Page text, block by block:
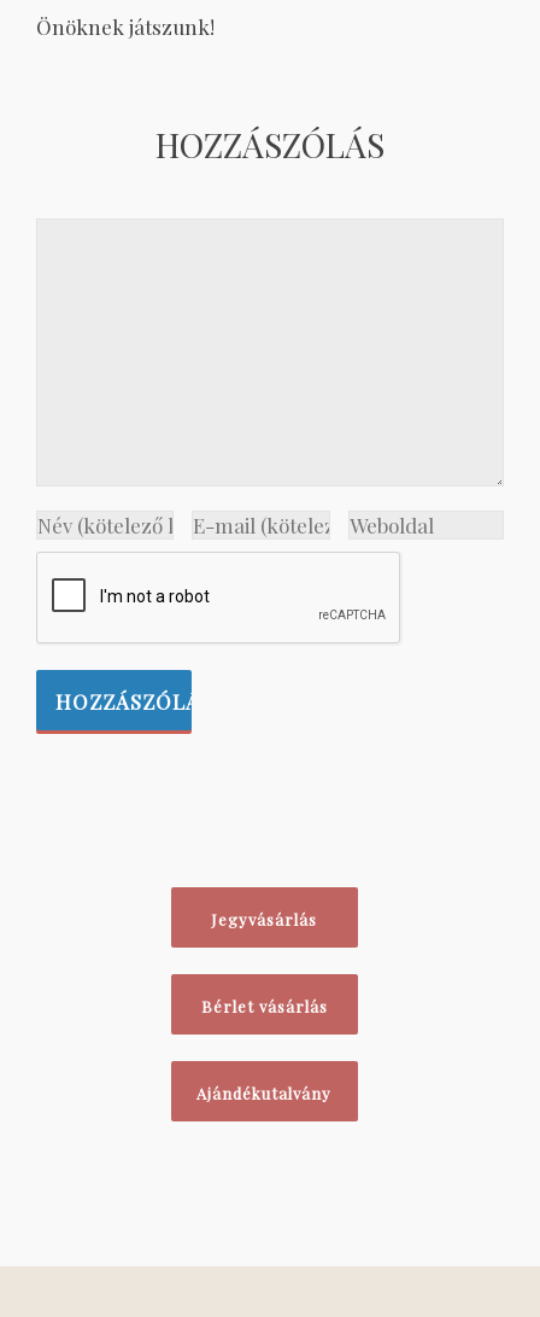
Önöknek játszunk!
HOZZÁSZÓLÁS
Jegyvásárlás
Bérlet vásárlás
Ajándékutalvány